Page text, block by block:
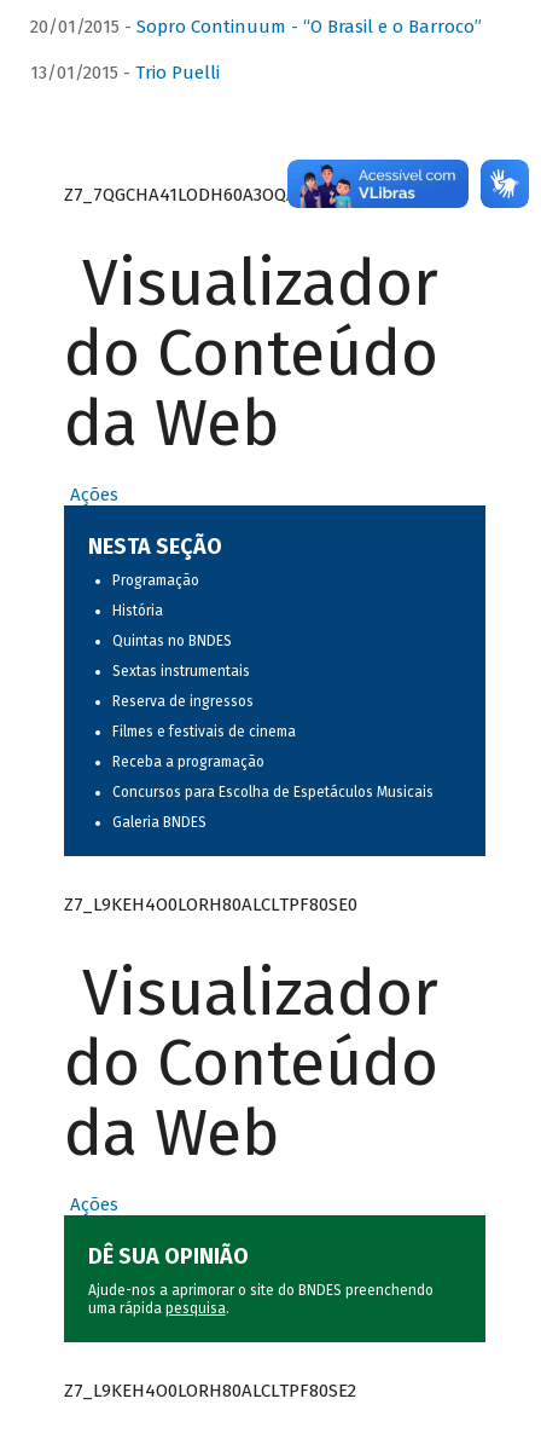
20/01/2015 - Sopro Continuum - “O Brasil e o Barroco”
13/01/2015 - Trio Puelli
Z7_7QGCHA41LODH60A3OQA8RN1415
Visualizador
do Conteúdo
da Web
Ações
NESTA SEÇÃO
Programação
História
Quintas no BNDES
Sextas instrumentais
Reserva de ingressos
Filmes e festivais de cinema
Receba a programação
Concursos para Escolha de Espetáculos Musicais
Galeria BNDES
Z7_L9KEH4O0LORH80ALCLTPF80SE0
Visualizador
do Conteúdo
da Web
Ações
DÊ SUA OPINIÃO
Ajude-nos a aprimorar o site do BNDES preenchendo
uma rápida pesquisa.
Z7_L9KEH4O0LORH80ALCLTPF80SE2